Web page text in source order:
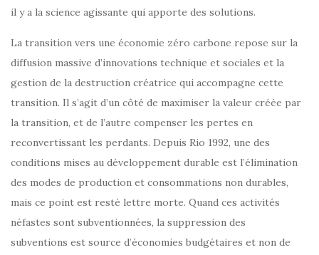
il y a la science agissante qui apporte des solutions.
La transition vers une économie zéro carbone repose sur la
diffusion massive d’innovations technique et sociales et la
gestion de la destruction créatrice qui accompagne cette
transition. Il s’agit d’un côté de maximiser la valeur créée par
la transition, et de l’autre compenser les pertes en
reconvertissant les perdants. Depuis Rio 1992, une des
conditions mises au développement durable est l’élimination
des modes de production et consommations non durables,
mais ce point est resté lettre morte. Quand ces activités
néfastes sont subventionnées, la suppression des
subventions est source d’économies budgétaires et non de